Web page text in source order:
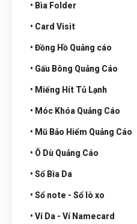
• Bìa Folder
• Card Visit
• Đồng Hồ Quảng cáo
• Gấu Bông Quảng Cáo
• Miếng Hít Tủ Lạnh
• Móc Khóa Quảng Cáo
• Mũ Bảo Hiểm Quảng Cáo
• Ô Dù Quảng Cáo
• Sổ Bìa Da
• Sổ note - Sổ lò xo
• Ví Da - Ví Namecard